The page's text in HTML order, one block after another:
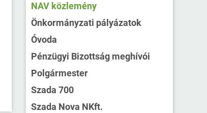
NAV közlemény
Önkormányzati pályázatok
Óvoda
Pénzügyi Bizottság meghívói
Polgármester
Szada 700
Szada Nova NKft.